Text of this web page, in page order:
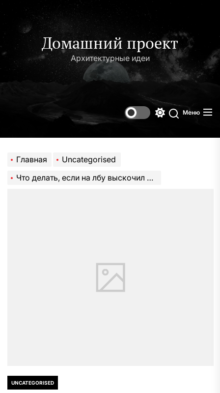
содержимому
Домашний проект
Архитектурные идеи
Поиск
Меню
Главная
Uncategorised
Что делать, если на лбу выскочил чирей: варианты лечения
UNCATEGORISED